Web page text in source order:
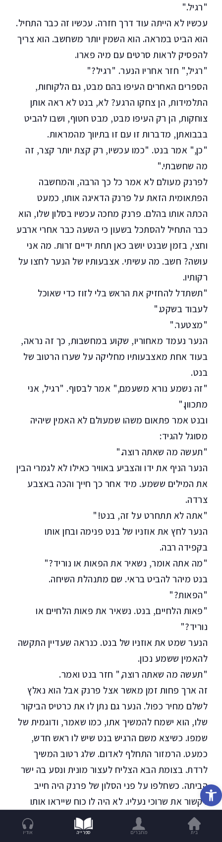
פתח סרגל נגישות
"רגיל."
עכשיו לא הייתה עוד דרך חזרה. עכשיו זה כבר התחיל.
הוא הביט במראה. הוא השמין יותר משחשב. הוא צריך
להפסיק לראות סרטים עם מיה פארו.
"רגיל," חזר אחריו הנער. "רגיל?"
הספרים האחרים העיפו בהם מבט, גם הלקוחות,
התלמידות, הן צחקו הרגע? לא, בנט לא ראה אותן
צוחקות, הן רק העיפו מבט, מבט חטוף, ושבו להביט
בבבואתן, מדברות זו עם זו בתיווך מהמראות.
"כן," אמר בנט. "כמו עכשיו, רק קצת יותר קצר, זה
מה שחשבתי."
לפרנק מעולם לא אמר כל כך הרבה, והמחשבה
הפתאומית הזאת על פרנק הדאיגה אותו, כמעט
הכתה אותו בהלם. פרנק מחכה עכשיו בסלון שלו, הוא
כבר התחיל להסתכל בשעון כי השעה כבר אחרי ארבע
וחצי, בזמן שבנט יושב כאן תחת ידיים זרות. מה אני
עושה? חשב. מה עשיתי. אצבעותיו של הנער לחצו על
רקותיו.
"תשתדל להחזיק את הראש בלי לזוז כדי שאוכל
לעבוד בשקט."
"מצטער."
הנער נעמד מאחוריו, שקוע במחשבות, כך זה נראה,
בעוד אחת מאצבעותיו מחליקה על שערו הרטוב של
בנט.
"זה נשמע נורא משעמם," אמר לבסוף. "רגיל, אני
מתכוון."
ובנט אמר פתאום משהו שמעולם לא האמין שיהיה
מסוגל להגיד:
"תעשה מה שאתה רוצה."
הנער הניף את ידו והצביע באוויר כאילו לא לגמרי הבין
את המילים ששמע. מיד אחר כך חייך והכה באצבע
צרדה.
"אתה לא תתחרט על זה, בנט!"
הנער לחץ את אוזניו של בנט פנימה ובחן אותו
בקפידה רבה.
"מה אתה אומר, נשאיר את הפאות או נוריד?"
בנט מיהר להביט בראי. שם מתנהלת השיחה.
"הפאות?"
"פאות הלחיים, בנט. נשאיר את פאות הלחיים או
נוריד?"
הנער שמט את אוזניו של בנט. כנראה שעדיין התקשה
להאמין ששמע נכון.
"תעשה מה שאתה רוצה," חזר בנט ואמר.
זה ארך פחות זמן מאשר אצל פרנק אבל הוא נאלץ
לשלם מחיר כפול. הנער גם נתן לו את כרטיס הביקור
שלו, הוא ישמח להמשיך אתו, כמו שאמר, ודוגמית של
שמפו. כשיצא משם הרגיש בנט שיש לו ראש חדש,
כמעט. הרמזור התחלף לאדום. שלג רטוב המשיך
לרדת. בצומת הבא הצליח לעצור מונית ונסע בה ישר
הביתה. כשחלפו על פני הסלון של פרנק היה חייב
לקשור את שרוכי נעליו. לא היה לו כוח שייראו אותו
עכשיו. למרבה המזל הנהג לא אמר דבר, רק הביט בו
במראה מדי פעם. בנט שילם ומיהר להיכנס
בית מחברים ספרייה אודיו